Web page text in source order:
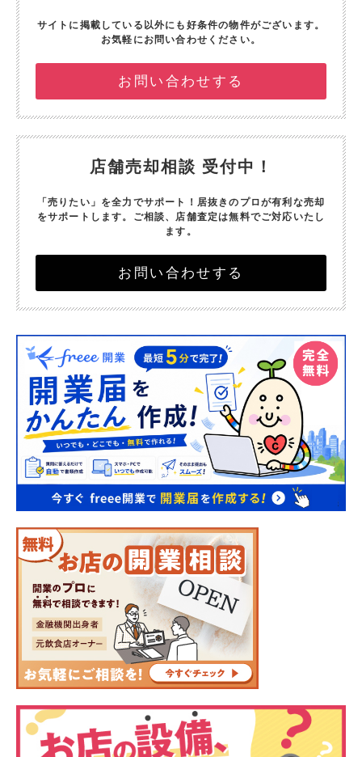
サイトに掲載している以外にも好条件の物件がございます。
お気軽にお問い合わせください。
お問い合わせする
店舗売却相談 受付中！
「売りたい」を全力でサポート！ 居抜きのプロが有利な売却
をサポートします。 ご相談、店舗査定は無料でご対応いたし
ます。
お問い合わせする